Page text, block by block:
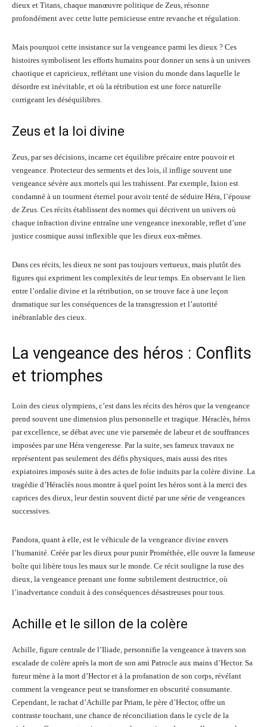
dieux et Titans, chaque manœuvre politique de Zeus, résonne
profondément avec cette lutte pernicieuse entre revanche et régulation.
Mais pourquoi cette insistance sur la vengeance parmi les dieux ? Ces
histoires symbolisent les efforts humains pour donner un sens à un univers
chaotique et capricieux, reflétant une vision du monde dans laquelle le
désordre est inévitable, et où la rétribution est une force naturelle
corrigeant les déséquilibres.
Zeus et la loi divine
Zeus, par ses décisions, incarne cet équilibre précaire entre pouvoir et
vengeance. Protecteur des serments et des lois, il inflige souvent une
vengeance sévère aux mortels qui les trahissent. Par exemple, Ixion est
condamné à un tourment éternel pour avoir tenté de séduire Héra, l’épouse
de Zeus. Ces récits établissent des normes qui décrivent un univers où
chaque infraction divine entraîne une vengeance inexorable, reflet d’une
justice cosmique aussi inflexible que les dieux eux-mêmes.
Dans ces récits, les dieux ne sont pas toujours vertueux, mais plutôt des
figures qui expriment les complexités de leur temps. En observant le lien
entre l’ordalie divine et la rétribution, on se trouve face à une leçon
dramatique sur les conséquences de la transgression et l’autorité
inébranlable des cieux.
La vengeance des héros : Conflits
et triomphes
Loin des cieux olympiens, c’est dans les récits des héros que la vengeance
prend souvent une dimension plus personnelle et tragique. Héraclès, héros
par excellence, se débat avec une vie parsemée de labeur et de souffrances
imposées par une Héra vengeresse. Par la suite, ses fameux travaux ne
représentent pas seulement des défis physiques, mais aussi des rites
expiatoires imposés suite à des actes de folie induits par la colère divine. La
tragédie d’Héraclès nous montre à quel point les héros sont à la merci des
caprices des dieux, leur destin souvent dicté par une série de vengeances
successives.
Pandora, quant à elle, est le véhicule de la vengeance divine envers
l’humanité. Créée par les dieux pour punir Prométhée, elle ouvre la fameuse
boîte qui libère tous les maux sur le monde. Ce récit souligne la ruse des
dieux, la vengeance prenant une forme subtilement destructrice, où
l’inadvertance conduit à des conséquences désastreuses pour tous.
Achille et le sillon de la colère
Achille, figure centrale de l’Iliade, personnifie la vengeance à travers son
escalade de colère après la mort de son ami Patrocle aux mains d’Hector. Sa
fureur mène à la mort d’Hector et à la profanation de son corps, révélant
comment la vengeance peut se transformer en obscurité consumante.
Cependant, le rachat d’Achille par Priam, le père d’Hector, offre un
contraste touchant, une chance de réconciliation dans le cycle de la